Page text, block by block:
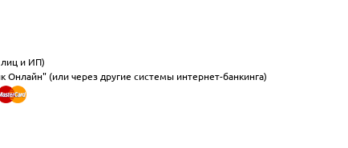
лиц и ИП)
Онлайн" (или через другие системы интернет-банкинга)